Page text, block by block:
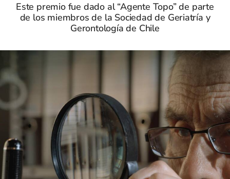
Este premio fue dado al “Agente Topo” de parte
de los miembros de la Sociedad de Geriatría y
Gerontología de Chile